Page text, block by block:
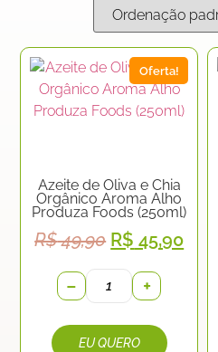
Oferta!
Azeite de Oliva e Chia
Orgânico Aroma Alho
Produza Foods (250ml)
R$49,90 R$ 45,90
− +